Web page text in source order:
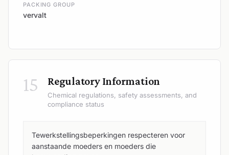
PACKING GROUP
vervalt
15 Regulatory Information
Chemical regulations, safety assessments, and
compliance status
Tewerkstellingsbeperkingen respecteren voor
aanstaande moeders en moeders die